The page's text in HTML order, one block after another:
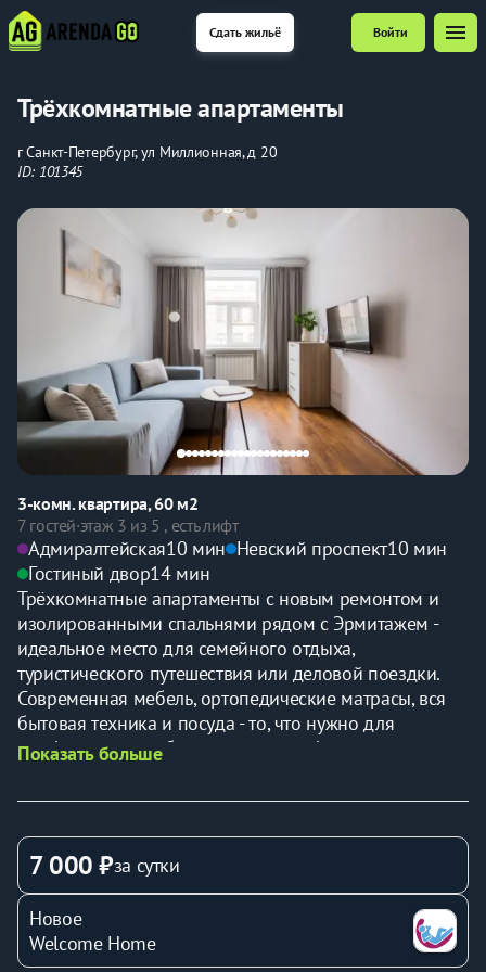
Сдать жильё Войти menu
Трёхкомнатные апартаменты
г Санкт-Петербург, ул Миллионная, д 20
ID: 101345
3-комн. квартира, 60 м2
7 гостей·этаж 3 из 5 , есть лифт
Адмиралтейская10 мин Невский проспект10 мин
Гостиный двор14 мин
Трёхкомнатные апартаменты с новым ремонтом и
изолированными спальнями рядом с Эрмитажем -
идеальное место для семейного отдыха,
туристического путешествия или деловой поездки.
Современная мебель, ортопедические матрасы, вся
бытовая техника и посуда - то, что нужно для
комфортного пребывания в городе!
При заселении принимается залог за сохранность
выезда).
✨ Лучшая локация: главные достопримечательности
в шаговой доступности (Невский проспект, 5 минут до
Дворцовой площади, набережная Невы, откуда
Показать больше
7 000 ₽за сутки
Новое
Welcome Home